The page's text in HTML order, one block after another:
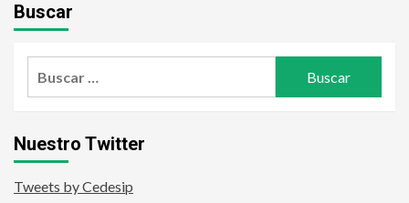
entradas
Buscar
Nuestro Twitter
Tweets by Cedesip